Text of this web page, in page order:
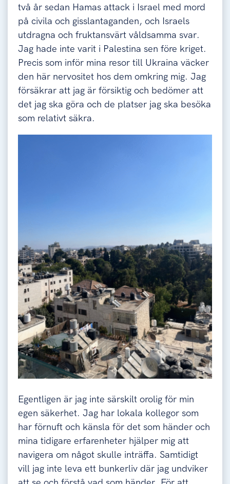
två år sedan Hamas attack i Israel med mord
på civila och gisslantaganden, och Israels
utdragna och fruktansvärt våldsamma svar.
Jag hade inte varit i Palestina sen före kriget.
Precis som inför mina resor till Ukraina väcker
den här nervositet hos dem omkring mig. Jag
försäkrar att jag är försiktig och bedömer att
det jag ska göra och de platser jag ska besöka
som relativt säkra.
Egentligen är jag inte särskilt orolig för min
egen säkerhet. Jag har lokala kollegor som
har förnuft och känsla för det som händer och
mina tidigare erfarenheter hjälper mig att
navigera om något skulle inträffa. Samtidigt
vill jag inte leva ett bunkerliv där jag undviker